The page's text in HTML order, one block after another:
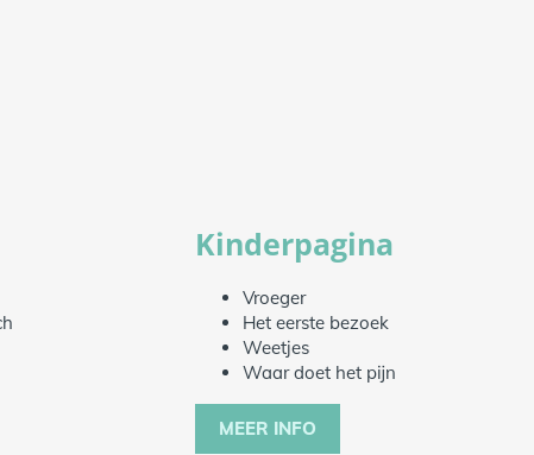
Kinderpagina
Vroeger
Het eerste bezoek
Weetjes
Waar doet het pijn
MEER INFO